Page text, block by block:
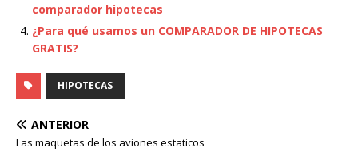
comparador hipotecas
¿Para qué usamos un COMPARADOR DE HIPOTECAS
GRATIS?
HIPOTECAS
ANTERIOR
Las maquetas de los aviones estaticos